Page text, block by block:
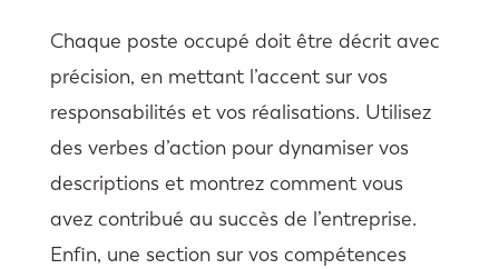
Chaque poste occupé doit être décrit avec
précision, en mettant l’accent sur vos
responsabilités et vos réalisations. Utilisez
des verbes d’action pour dynamiser vos
descriptions et montrez comment vous
avez contribué au succès de l’entreprise.
Enfin, une section sur vos compétences